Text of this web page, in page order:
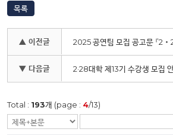
목록
▲ 이전글
▼ 다음글 2·28대학 제13기 수강생 모집
Total : 193개 (page : 4/13)